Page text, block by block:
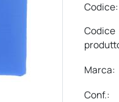
Codice:
Codice
Marca:
Conf.: